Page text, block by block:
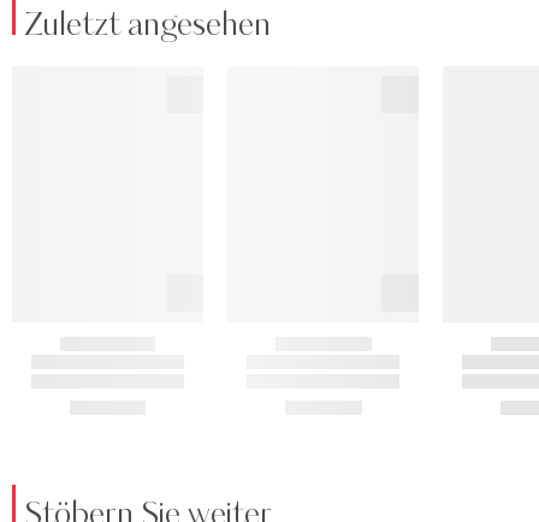
Zuletzt angesehen